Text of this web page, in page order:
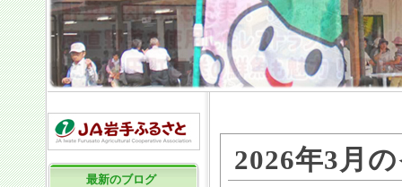
最新のブログ
2026年3月